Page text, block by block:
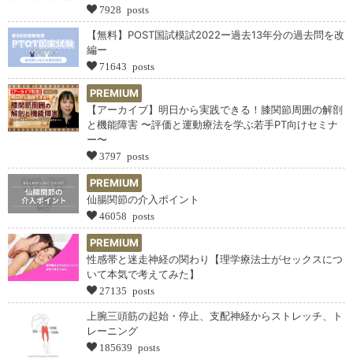
7928 posts
【無料】POST国試模試2022ー過去13年分の過去問を改
編ー
71643 posts
PREMIUM
【アーカイブ】明日から実践できる！膝関節周囲の解剖
と機能障害 〜評価と運動療法を学ぶ若手PT向けセミナ
ー〜
3797 posts
PREMIUM
仙腸関節の介入ポイント
46058 posts
PREMIUM
性感帯と迷走神経の関わり【理学療法士がセックスにつ
いて本気で考えてみた】
27135 posts
上腕三頭筋の起始・停止、支配神経からストレッチ、ト
レーニング
185639 posts